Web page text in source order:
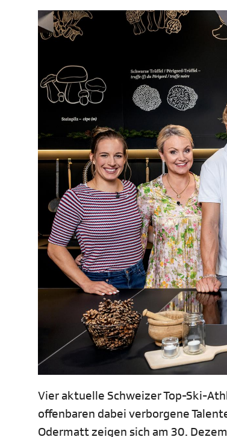
Vier aktuelle Schweizer Top-Ski-
offenbaren dabei verborgene
Odermatt zeigen sich am 30.